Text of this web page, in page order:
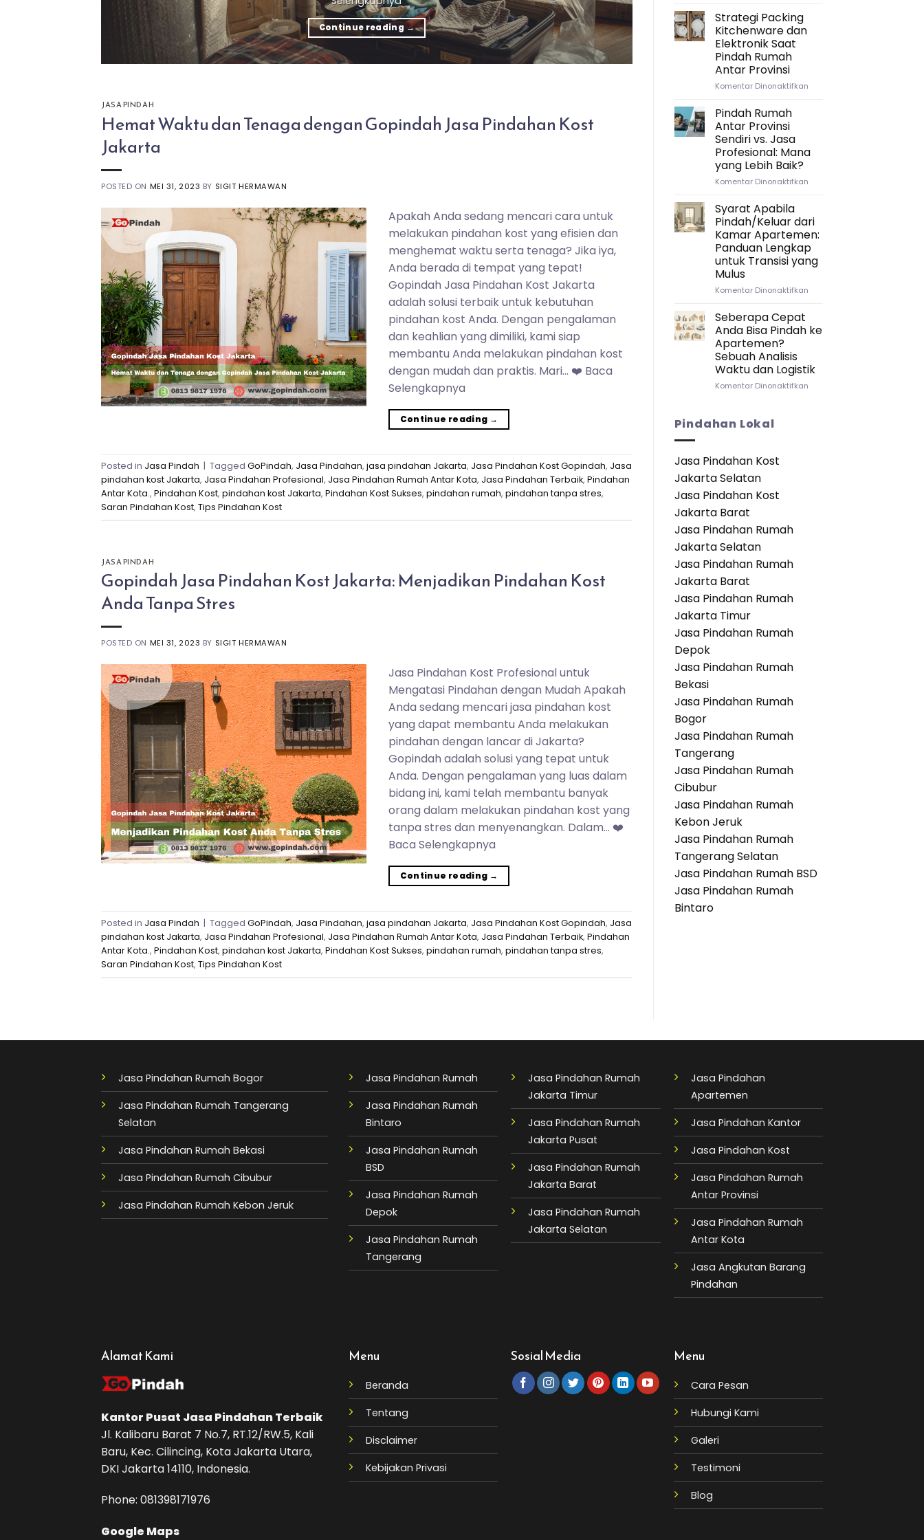
Continue reading→
JASA PINDAH
Hemat Waktu dan Tenaga dengan Gopindah Jasa Pindahan Kost
Jakarta
POSTED ON MEI 31, 2023 BY SIGIT HERMAWAN
Apakah Anda sedang mencari cara untuk
melakukan pindahan kost yang efisien dan
menghemat waktu serta tenaga? Jika iya,
Anda berada di tempat yang tepat!
Gopindah Jasa Pindahan Kost Jakarta
adalah solusi terbaik untuk kebutuhan
pindahan kost Anda. Dengan pengalaman
dan keahlian yang dimiliki, kami siap
membantu Anda melakukan pindahan kost
dengan mudah dan praktis. Mari… ❤️ Baca
Selengkapnya
Continue reading →
Posted in Jasa Pindah | Tagged GoPindah, Jasa Pindahan, jasa pindahan Jakarta, Jasa Pindahan Kost Gopindah, Jasa
pindahan kost Jakarta, Jasa Pindahan Profesional, Jasa Pindahan Rumah Antar Kota, Jasa Pindahan Terbaik, Pindahan
Antar Kota., Pindahan Kost, pindahan kost Jakarta, Pindahan Kost Sukses, pindahan rumah, pindahan tanpa stres,
Saran Pindahan Kost, Tips Pindahan Kost
JASA PINDAH
Gopindah Jasa Pindahan Kost Jakarta: Menjadikan Pindahan Kost
Anda Tanpa Stres
POSTED ON MEI 31, 2023 BY SIGIT HERMAWAN
Jasa Pindahan Kost Profesional untuk
Mengatasi Pindahan dengan Mudah Apakah
Anda sedang mencari jasa pindahan kost
yang dapat membantu Anda melakukan
pindahan dengan lancar di Jakarta?
Gopindah adalah solusi yang tepat untuk
Anda. Dengan pengalaman yang luas dalam
bidang ini, kami telah membantu banyak
orang dalam melakukan pindahan kost yang
tanpa stres dan menyenangkan. Dalam… ❤️
Baca Selengkapnya
Continue reading →
Posted in Jasa Pindah | Tagged GoPindah, Jasa Pindahan, jasa pindahan Jakarta, Jasa Pindahan Kost Gopindah, Jasa
pindahan kost Jakarta, Jasa Pindahan Profesional, Jasa Pindahan Rumah Antar Kota, Jasa Pindahan Terbaik, Pindahan
Antar Kota., Pindahan Kost, pindahan kost Jakarta, Pindahan Kost Sukses, pindahan rumah, pindahan tanpa stres,
Saran Pindahan Kost, Tips Pindahan Kost
Persiapan
Strategi Packing
Kitchenware dan
Elektronik Saat
Pindah Rumah
Antar Provinsi
Komentar Dinonaktifkanpada
Saat
Rumah
Pindah Rumah
Antar Provinsi
Sendiri vs. Jasa
Profesional: Mana
yang Lebih Baik?
Komentar Dinonaktifkanpada
Antar
Provinsi
Sendiri
vs.
Jasa
Syarat Apabila
Pindah/Keluar dari
Kamar Apartemen:
Panduan Lengkap
untuk Transisi yang
Mulus
Komentar Dinonaktifkanpada
Pindah/Keluar
dari
Panduan
Lengkap
Seberapa Cepat
Anda Bisa Pindah ke
Apartemen?
Sebuah Analisis
Waktu dan Logistik
Komentar Dinonaktifkanpada
Pindahan Lokal
Jasa Pindahan Kost
Jakarta Selatan
Jasa Pindahan Kost
Jakarta Barat
Jasa Pindahan Rumah
Jakarta Selatan
Jasa Pindahan Rumah
Jakarta Barat
Jasa Pindahan Rumah
Jakarta Timur
Jasa Pindahan Rumah
Depok
Jasa Pindahan Rumah
Bekasi
Jasa Pindahan Rumah
Bogor
Jasa Pindahan Rumah
Tangerang
Jasa Pindahan Rumah
Cibubur
Jasa Pindahan Rumah
Kebon Jeruk
Jasa Pindahan Rumah
Tangerang Selatan
Jasa Pindahan Rumah BSD
Jasa Pindahan Rumah
Bintaro
Jasa Pindahan Rumah Bogor
Jasa Pindahan Rumah Tangerang
Selatan
Jasa Pindahan Rumah Bekasi
Jasa Pindahan Rumah Cibubur
Jasa Pindahan Rumah Kebon Jeruk
Jasa Pindahan Rumah
Jasa Pindahan Rumah
Bintaro
Jasa Pindahan Rumah
BSD
Jasa Pindahan Rumah
Depok
Jasa Pindahan Rumah
Tangerang
Jasa Pindahan Rumah
Jakarta Timur
Jasa Pindahan Rumah
Jakarta Pusat
Jasa Pindahan Rumah
Jakarta Barat
Jasa Pindahan Rumah
Jakarta Selatan
Jasa Pindahan
Apartemen
Jasa Pindahan Kantor
Jasa Pindahan Kost
Jasa Pindahan Rumah
Antar Provinsi
Jasa Pindahan Rumah
Antar Kota
Jasa Angkutan Barang
Pindahan
Alamat Kami
Kantor Pusat Jasa PindahanTerbaik
Jl. Kalibaru Barat 7 No.7, RT.12/RW.5, Kali
Baru, Kec. Cilincing, Kota Jakarta Utara,
DKI Jakarta 14110, Indonesia.
Phone: ‪081398171976‬
Google Maps
Menu
Beranda
Tentang
Disclaimer
Kebijakan Privasi
Sosial Media Menu
Cara Pesan
Hubungi Kami
Galeri
Testimoni
Blog